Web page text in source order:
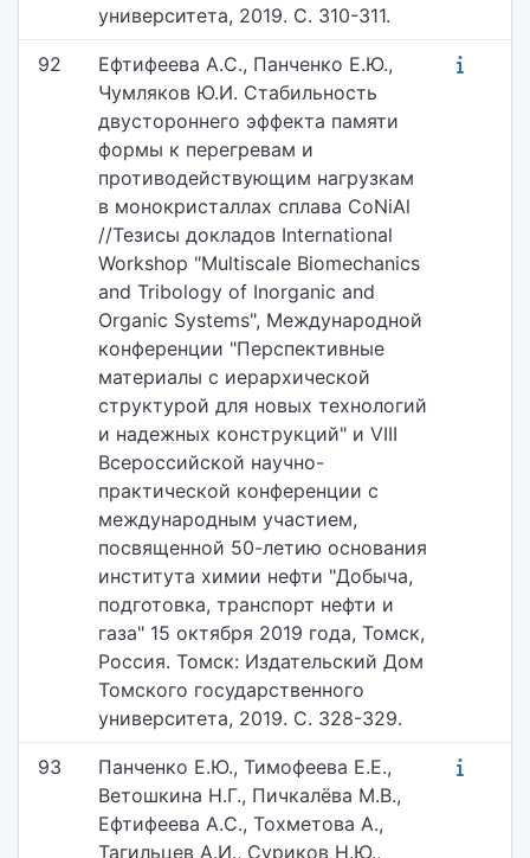
университета, 2019. С. 310-311.
92
Ефтифеева А.С., Панченко Е.Ю.,
Чумляков Ю.И. Стабильность
двустороннего эффекта памяти
формы к перегревам и
противодействующим нагрузкам
в монокристаллах сплава CoNiAl
//Тезисы докладов International
Workshop "Multiscale Biomechanics
and Tribology of Inorganic and
Organic Systems", Международной
конференции "Перспективные
материалы с иерархической
структурой для новых технологий
и надежных конструкций" и VIII
Всероссийской научно-
практической конференции с
международным участием,
посвященной 50-летию основания
института химии нефти "Добыча,
подготовка, транспорт нефти и
газа" 15 октября 2019 года, Томск,
Россия. Томск: Издательский Дом
Томского государственного
университета, 2019. С. 328-329.
93
Панченко Е.Ю., Тимофеева Е.Е.,
Ветошкина Н.Г., Пичкалёва М.В.,
Ефтифеева А.С., Тохметова А.,
Тагильцев А.И., Суриков Н.Ю.,